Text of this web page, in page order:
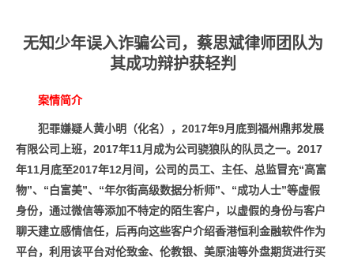
无知少年误入诈骗公司，蔡思斌律师团队为
其成功辩护获轻判
案情简介
犯罪嫌疑人黄小明（化名），2017年9月底到福州鼎邦发展
有限公司上班，2017年11月成为公司骁狼队的队员之一。2017
年11月底至2017年12月间，公司的员工、主任、总监冒充“高富
物”、“白富美”、“年尔街高级数据分析师”、“成功人士”等虚假
身份，通过微信等添加不特定的陌生客户，以虚假的身份与客户
聊天建立感情信任，后再向这些客户介绍香港恒利金融软件作为
平台，利用该平台对伦致金、伦教银、美原油等外盘期货进行买